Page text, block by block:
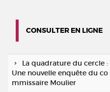
CONSULTER EN LIGNE
La quadrature du cercle :
Une nouvelle enquête du co
mmissaire Moulier